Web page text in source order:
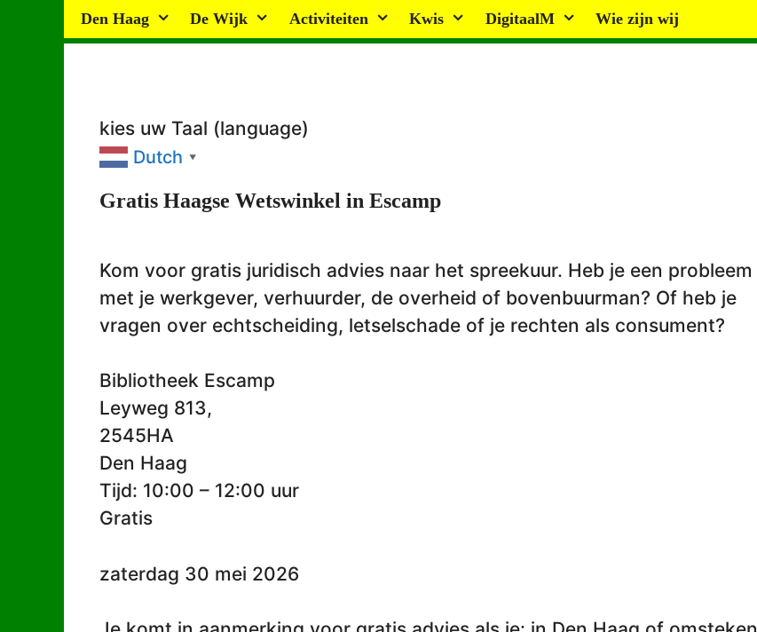
Den Haag De Wijk Activiteiten Kwis DigitaalM Wie zijn wij
kies uw Taal (language)
Dutch ▼
Gratis Haagse Wetswinkel in Escamp
Kom voor gratis juridisch advies naar het spreekuur. Heb je een probleem
met je werkgever, verhuurder, de overheid of bovenbuurman? Of heb je
vragen over echtscheiding, letselschade of je rechten als consument?
Bibliotheek Escamp
Leyweg 813,
2545HA
Den Haag
Tijd: 10:00 – 12:00 uur
Gratis
zaterdag 30 mei 2026